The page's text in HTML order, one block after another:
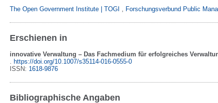
The Open Government Institute | TOGI , Forschungsverbund Public
Erschienen in
innovative Verwaltung – Das Fachmedium für erfolgreiches
. https://doi.org/10.1007/s35114-016-0555-0
ISSN: 1618-9876
Bibliographische Angaben